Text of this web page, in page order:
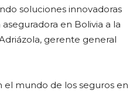
soluciones innovadoras
en Bolivia a la
gerente general
el mundo de los seguros en